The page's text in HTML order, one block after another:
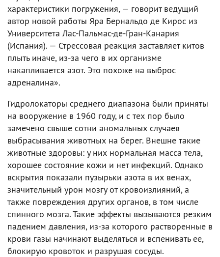
характеристики погружения, — говорит ведущий
автор новой работы Яра Бернальдо де Кирос из
Университета Лас-Пальмас-де-Гран-Канария
(Испания). — Стрессовая реакция заставляет китов
плыть иначе, из-за чего в их организме
накапливается азот. Это похоже на выброс
адреналина».
Гидролокаторы среднего диапазона были приняты
на вооружение в 1960 году, и с тех пор было
замечено свыше сотни аномальных случаев
выбрасывания животных на берег. Внешне такие
животные здоровы: у них нормальная масса тела,
хорошее состояние кожи и нет инфекций. Однако
вскрытия показали пузырьки азота в их венах,
значительный урон мозгу от кровоизлияний, а
также повреждения других органов, в том числе
спинного мозга. Такие эффекты вызываются резким
падением давления, из-за которого растворенные в
крови газы начинают выделяться и вспенивать ее,
блокирую кровоток и разрушая сосуды.